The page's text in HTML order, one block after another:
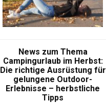
News zum Thema
Campingurlaub im Herbst:
Die richtige Ausrüstung für
gelungene Outdoor-
Erlebnisse – herbstliche
Tipps